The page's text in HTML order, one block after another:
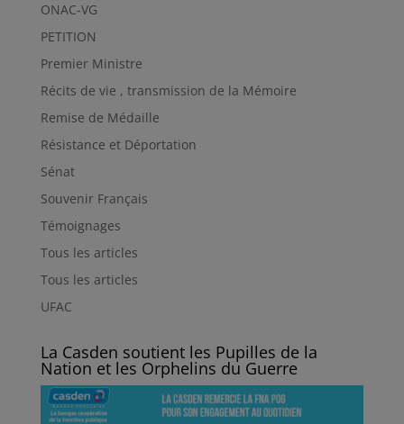
ONAC-VG
PETITION
Premier Ministre
Récits de vie , transmission de la Mémoire
Remise de Médaille
Résistance et Déportation
Sénat
Souvenir Français
Témoignages
Tous les articles
Tous les articles
UFAC
La Casden soutient les Pupilles de la
Nation et les Orphelins du Guerre